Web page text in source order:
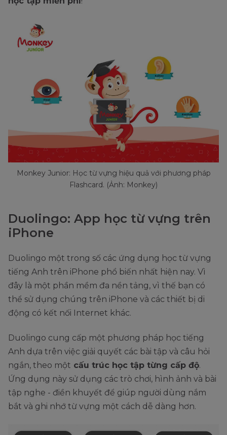
Monkey Junior: Học từ vựng hiệu quả với phương pháp
Flashcard. (Ảnh: Monkey)
Duolingo: App học từ vựng trên
iPhone
Duolingo một trong số các ứng dụng học từ vựng
tiếng Anh trên iPhone phổ biến nhất hiện nay. Vì
đây là một phần mềm đa nền tảng, vì thế bạn có
thể sử dụng chúng trên iPhone và các thiết bị di
động có kết nối Internet khác.
Duolingo cung cấp một phương pháp học tiếng
Anh dựa trên việc giải quyết các bài tập và câu hỏi
ngắn, theo một cấu trúc học tập từng cấp độ.
Ứng dụng này sử dụng các trò chơi, hình ảnh và bài
tập nghe - điền khuyết để giúp người dùng nắm
bắt và ghi nhớ từ vựng một cách dễ dàng hơn.